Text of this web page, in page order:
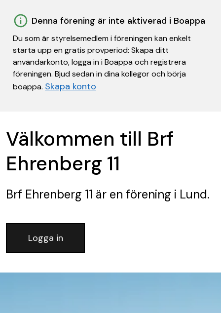
Denna förening är inte aktiverad i Boappa
Du som är styrelsemedlem i föreningen kan enkelt
starta upp en gratis provperiod: Skapa ditt
användarkonto, logga in i Boappa och registrera
föreningen. Bjud sedan in dina kollegor och börja
boappa. Skapa konto
Välkommen till Brf
Ehrenberg 11
Brf Ehrenberg 11 är en förening i Lund.
Logga in